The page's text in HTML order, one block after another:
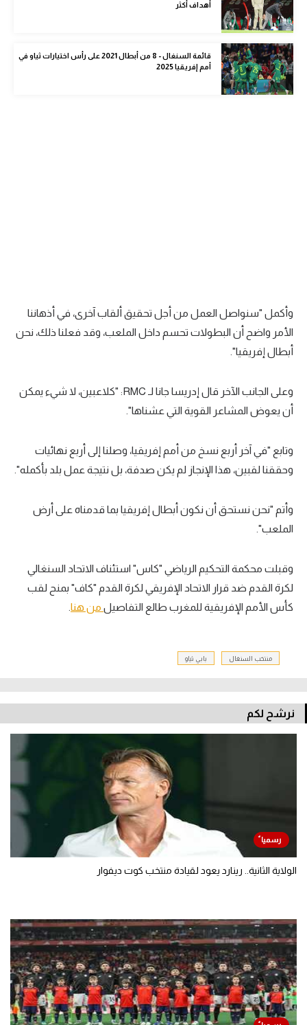
Gamers
تحقيق في الجول
تقرير في الجول
أهداف أكثر
قائمة السنغال - 8 من أبطال 2021 على رأس اختيارات ثياو في
أمم إفريقيا 2025
وأكمل "سنواصل العمل من أجل تحقيق ألقاب آخرى، في أذهاننا
الأمر واضح أن البطولات تحسم داخل الملعب، وقد فعلنا ذلك، نحن
أبطال إفريقيا".
وعلى الجانب الآخر قال إدريسا جانا لـ RMC: "كلاعبين، لا شيء يمكن
أن يعوض المشاعر القوية التي عشناها".
وتابع "في آخر أربع نسخ من أمم إفريقيا، وصلنا إلى أربع نهائيات
وحققنا لقبين، هذا الإنجاز لم يكن صدفة، بل نتيجة عمل بلد بأكمله".
وأتم "نحن نستحق أن نكون أبطال إفريقيا بما قدمناه على أرض
الملعب".
وقبلت محكمة التحكيم الرياضي "كاس" استئناف الاتحاد السنغالي
لكرة القدم ضد قرار الاتحاد الإفريقي لكرة القدم "كاف" بمنح لقب
كأس الأمم الإفريقية للمغرب طالع التفاصيل من هنا
منتخب السنغال بابي ثياو
نرشح لكم
الولاية الثانية.. رينارد يعود لقيادة منتخب كوت ديفوار